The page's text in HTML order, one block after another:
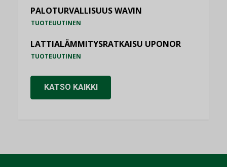
PALOTURVALLISUUS WAVIN
TUOTEUUTINEN
LATTIALÄMMITYSRATKAISU UPONOR
TUOTEUUTINEN
KATSO KAIKKI